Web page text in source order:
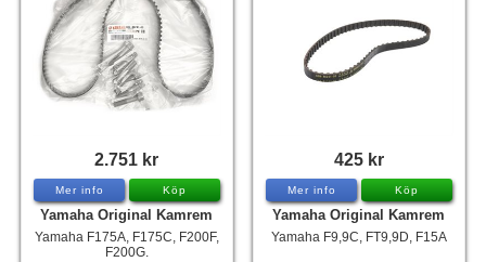
2.751 kr
Mer info Köp
Yamaha Original Kamrem
Yamaha F175A, F175C, F200F,
F200G.
425 kr
Mer info Köp
Yamaha Original Kamrem
Yamaha F9,9C, FT9,9D, F15A